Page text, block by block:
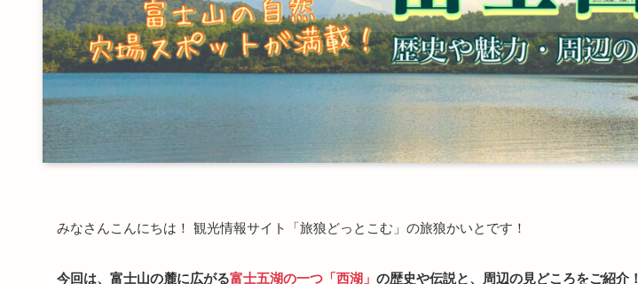
みなさんこんにちは！ 観光情報サイト「旅狼どっとこむ」の旅狼かいとです！
今回は、富士山の麓に広がる富士五湖の一つ 「西湖」 の歴史や伝説と、周辺の見どころをご紹介！